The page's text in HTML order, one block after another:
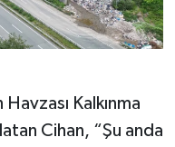
Kalkınma
Cihan, “Şu anda